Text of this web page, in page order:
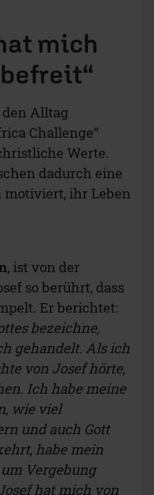
mich
Alltag
Challenge“
Werte.
dadurch eine
motiviert, ihr Leben
, ist von der
so berührt, dass
Er berichtet:
bezeichne,
gehandelt. Als ich
von Josef hörte,
Ich habe meine
wie viel
und auch Gott
habe mein
Vergebung
hat mich von